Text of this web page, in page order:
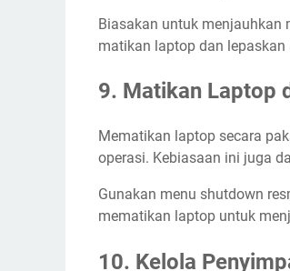
Biasakan untuk menjauhkan
matikan laptop dan
9. Matikan Laptop
Mematikan laptop secara
operasi. Kebiasaan ini juga
Gunakan menu shutdown
mematikan laptop untuk
10. Kelola